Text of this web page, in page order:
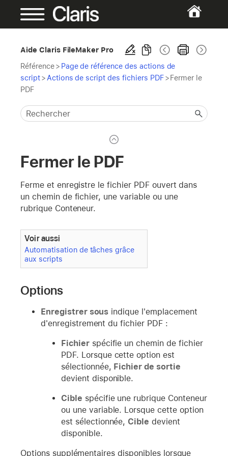
Aide Claris FileMaker Pro
Référence> Page de référence des actions de
script> Actions de script des fichiers PDF >Fermer le
PDF
Fermer le PDF
Ferme et enregistre le fichier PDF ouvert dans
un chemin de fichier, une variable ou une
rubrique Conteneur.
Voir aussi
Automatisation de tâches grâce
aux scripts
Options
Enregistrer sous indique l'emplacement
d'enregistrement du fichier PDF :
Fichierspécifie un chemin de fichier
PDF. Lorsque cette option est
sélectionnée, Fichier de sortie
devient disponible.
Cible spécifie une rubrique Conteneur
ou une variable. Lorsque cette option
est sélectionnée, Cible devient
disponible.
Options supplémentaires disponibles lorsque